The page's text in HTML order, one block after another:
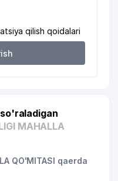
KOLLEJI 857 м
ATB
981 м
996 м
qilish qoidalari
MAHALLA
QO'MITASI qaerda